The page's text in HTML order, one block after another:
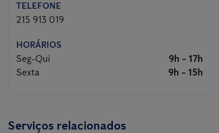
TELEFONE
215 913 019
HORÁRIOS
Seg-Qui
9h - 17h
Sexta
9h - 15h
Serviços relacionados